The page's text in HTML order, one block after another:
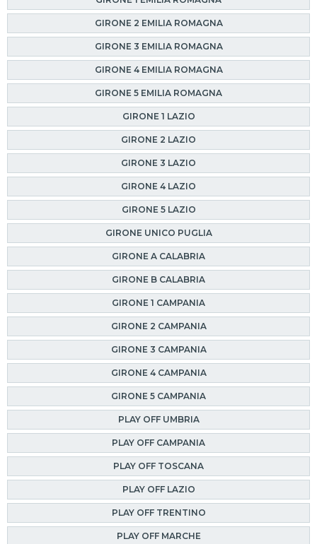
GIRONE 2 EMILIA ROMAGNA
GIRONE 3 EMILIA ROMAGNA
GIRONE 4 EMILIA ROMAGNA
GIRONE 5 EMILIA ROMAGNA
GIRONE 1 LAZIO
GIRONE 2 LAZIO
GIRONE 3 LAZIO
GIRONE 4 LAZIO
GIRONE 5 LAZIO
GIRONE UNICO PUGLIA
GIRONE A CALABRIA
GIRONE B CALABRIA
GIRONE 1 CAMPANIA
GIRONE 2 CAMPANIA
GIRONE 3 CAMPANIA
GIRONE 4 CAMPANIA
GIRONE 5 CAMPANIA
PLAY OFF UMBRIA
PLAY OFF CAMPANIA
PLAY OFF TOSCANA
PLAY OFF LAZIO
PLAY OFF TRENTINO
PLAY OFF MARCHE